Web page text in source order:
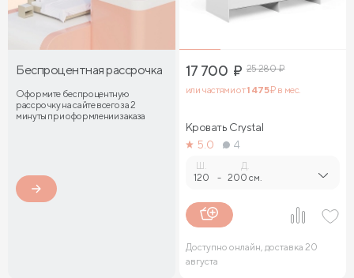
Беспроцентная рассрочка
Оформите беспроцентную
рассрочку на сайте всего за 2
минуты при оформлении заказа
17 700 ₽ 25 280₽
или частями от1 475₽ в мес.
Кровать Crystal
5.0
4
120 -
Д.
200 см.
Доступно онлайн, доставка 20
августа